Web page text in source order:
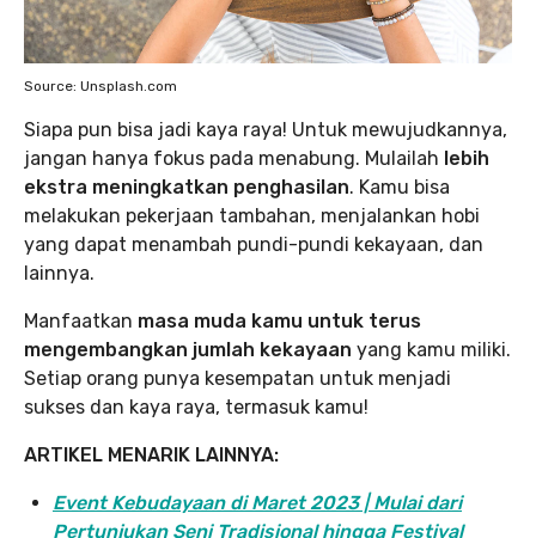
Source: Unsplash.com
Siapa pun bisa jadi kaya raya! Untuk mewujudkannya,
jangan hanya fokus pada menabung. Mulailah lebih
ekstra meningkatkan penghasilan. Kamu bisa
melakukan pekerjaan tambahan, menjalankan hobi
yang dapat menambah pundi-pundi kekayaan, dan
lainnya.
Manfaatkan masa muda kamu untuk terus
mengembangkan jumlah kekayaan yang kamu miliki.
Setiap orang punya kesempatan untuk menjadi
sukses dan kaya raya, termasuk kamu!
ARTIKEL MENARIK LAINNYA:
Event Kebudayaan di Maret 2023 | Mulai dari
Pertunjukan Seni Tradisional hingga Festival